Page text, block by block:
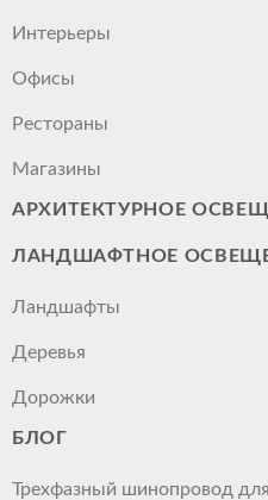
Интерьеры
Офисы
Рестораны
Магазины
АРХИТЕКТУРНОЕ
ЛАНДШАФТНОЕ
Ландшафты
Деревья
Дорожки
БЛОГ
Трехфазный шинопровод